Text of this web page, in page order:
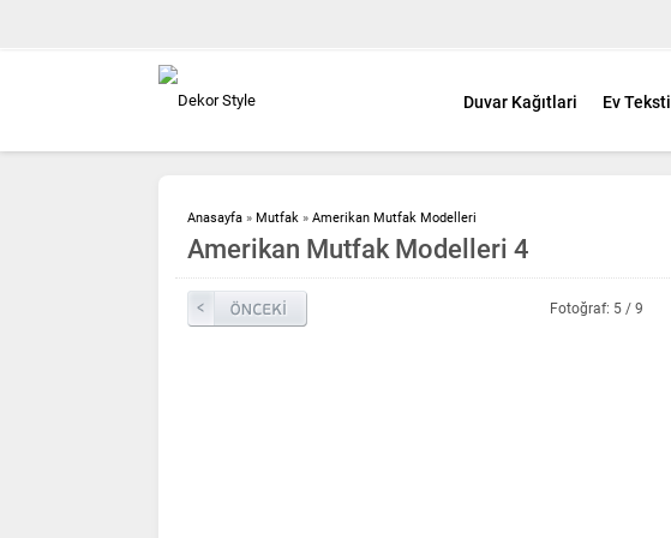
Duvar Kağıtlari Ev Tekstil
Anasayfa » Mutfak » Amerikan Mutfak Modelleri
Amerikan Mutfak Modelleri 4
Fotoğraf: 5 / 9